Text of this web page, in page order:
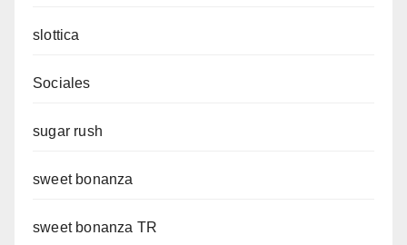
slottica
Sociales
sugar rush
sweet bonanza
sweet bonanza TR